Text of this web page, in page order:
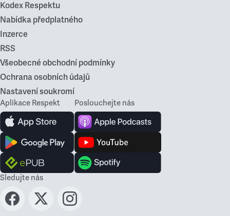
Kodex Respektu
Nabídka předplatného
Inzerce
RSS
Všeobecné obchodní podmínky
Ochrana osobních údajů
Nastavení soukromí
Aplikace Respekt Poslouchejte nás
Sledujte nás